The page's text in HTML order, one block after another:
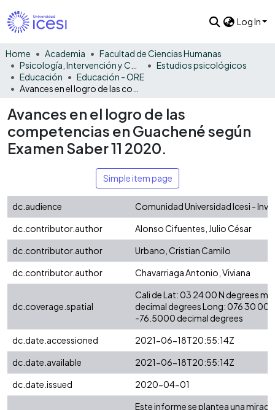
Log In
Home Academia
Facultad de Ciencias Humanas
Estudios psicológicos
Educación
Educación - ORE
Avances en el logro de las
competencias en Guachené según
Examen Saber 11 2020.
Simple item page
dc.audience
Comunidad Universidad Icesi -
dc.contributor.author
Alonso Cifuentes, Julio César
dc.contributor.author
Urbano, Cristian Camilo
dc.contributor.author
Chavarriaga Antonio, Viviana
dc.coverage.spatial
Cali de Lat: 03 24 00 N degrees
decimal degrees Long: 076 30 00
-76.5000 decimal degrees
dc.date.accessioned
2021-06-18T20:55:14Z
dc.date.available
2021-06-18T20:55:14Z
dc.date.issued
2020-04-01
Este informe se plantea una mirada